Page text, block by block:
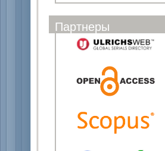
Партнеры